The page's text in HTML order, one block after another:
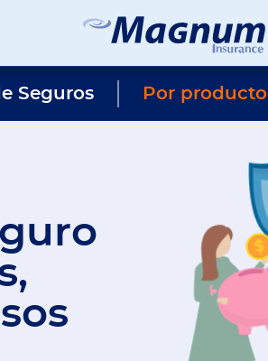
Seguros
Agencia
Seguros
Suburbios
Seguros Por producto